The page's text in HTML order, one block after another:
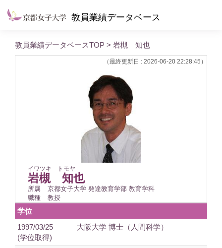
教員業績データベース
教員業績データベースTOP > 岩槻 知也
（最終更新日 : 2026-06-20 22:28:45）
イワツキ トモヤ
岩槻 知也
所属
京都女子大学 発達教育学部 教育学科
職種
教授
学位
1997/03/25
(学位取得)
大阪大学 博士（人間科学）